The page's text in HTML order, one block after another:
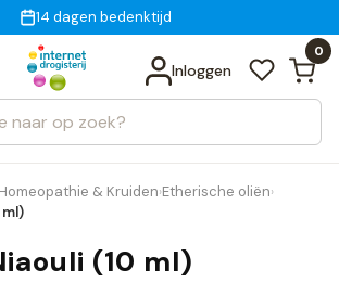
voor 18:00 uur besteld
Gratis bezorging
14 dagen bedenktijd
Inloggen
0
Bekijk alle resultaten
Homeopathie & Kruiden›Etherische oliën›
(10 ml)